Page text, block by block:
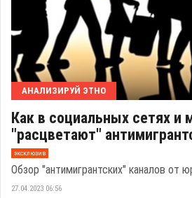
АНАЛИЗИРУЙ ЭТНО
Как в социальных сетях и
"расцветают"
эксклюзив
Обзор "антимигрантских" каналов от
27.04.2023 06:56